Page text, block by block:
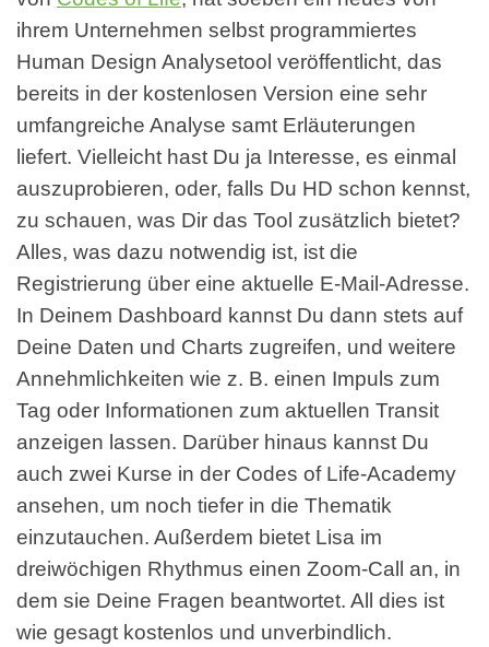
ihrem Unternehmen selbst programmiertes
Human Design Analysetool veröffentlicht, das
bereits in der kostenlosen Version eine sehr
umfangreiche Analyse samt Erläuterungen
liefert. Vielleicht hast Du ja Interesse, es einmal
auszuprobieren, oder, falls Du HD schon kennst,
zu schauen, was Dir das Tool zusätzlich bietet?
Alles, was dazu notwendig ist, ist die
Registrierung über eine aktuelle E-Mail-Adresse.
In Deinem Dashboard kannst Du dann stets auf
Deine Daten und Charts zugreifen, und weitere
Annehmlichkeiten wie z. B. einen Impuls zum
Tag oder Informationen zum aktuellen Transit
anzeigen lassen. Darüber hinaus kannst Du
auch zwei Kurse in der Codes of Life-Academy
ansehen, um noch tiefer in die Thematik
einzutauchen. Außerdem bietet Lisa im
dreiwöchigen Rhythmus einen Zoom-Call an, in
dem sie Deine Fragen beantwortet. All dies ist
wie gesagt kostenlos und unverbindlich.